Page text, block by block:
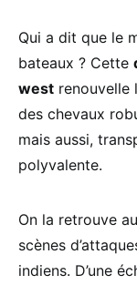
Qui a dit que le
bateaux ? Cette
west renouvelle
des chevaux
mais aussi,
polyvalente.
On la retrouve
scènes
indiens. D’une